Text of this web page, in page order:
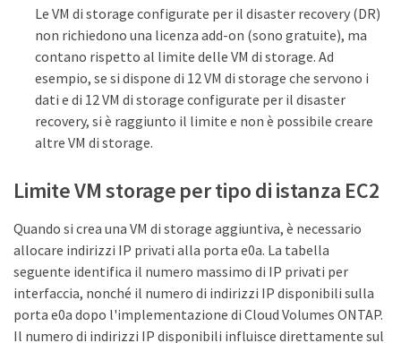
Le VM di storage configurate per il disaster recovery (DR)
non richiedono una licenza add-on (sono gratuite), ma
contano rispetto al limite delle VM di storage. Ad
esempio, se si dispone di 12 VM di storage che servono i
dati e di 12 VM di storage configurate per il disaster
recovery, si è raggiunto il limite e non è possibile creare
altre VM di storage.
Limite VM storage per tipo di istanza EC2
Quando si crea una VM di storage aggiuntiva, è necessario
allocare indirizzi IP privati alla porta e0a. La tabella
seguente identifica il numero massimo di IP privati per
interfaccia, nonché il numero di indirizzi IP disponibili sulla
porta e0a dopo l'implementazione di Cloud Volumes ONTAP.
Il numero di indirizzi IP disponibili influisce direttamente sul